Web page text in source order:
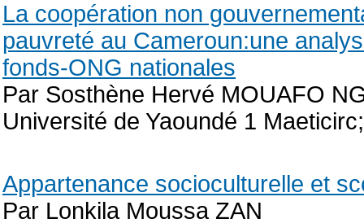
La coopération non
pauvreté au Cameroun:une
fonds-ONG nationales
Par Sosthène Hervé MOUAFO
Université de Yaoundé 1
Appartenance socioculturelle et
Par Lonkila Moussa ZAN